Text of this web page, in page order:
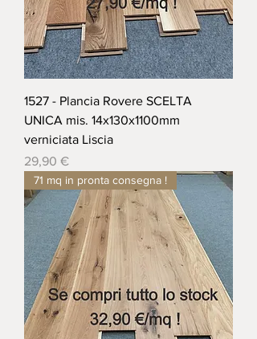
1527 - Plancia Rovere SCELTA
UNICA mis. 14x130x1100mm
verniciata Liscia
Prezzo
29,90 €
71 mq in pronta consegna !